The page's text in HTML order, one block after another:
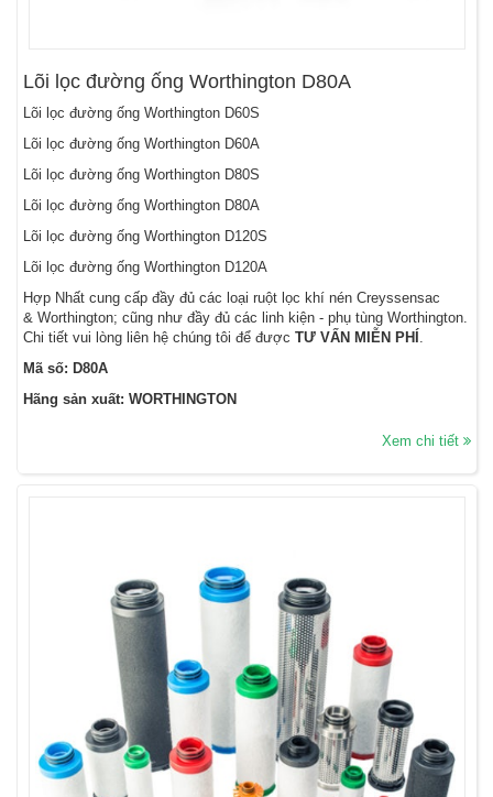
Lõi lọc đường ống Worthington D80A
Lõi lọc đường ống Worthington D60S
Lõi lọc đường ống Worthington D60A
Lõi lọc đường ống Worthington D80S
Lõi lọc đường ống Worthington D80A
Lõi lọc đường ống Worthington D120S
Lõi lọc đường ống Worthington D120A
Hợp Nhất cung cấp đầy đủ các loại ruột lọc khí nén Creyssensac
& Worthington; cũng như đầy đủ các linh kiện - phụ tùng Worthington.
Chi tiết vui lòng liên hệ chúng tôi để được TƯ VẤN MIỄN PHÍ .
Mã số: D80A
Hãng sản xuất: WORTHINGTON
Xem chi tiết